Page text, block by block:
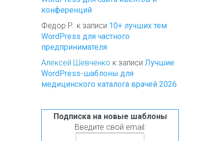
конференций
Федор Р. к записи 10+ лучших тем
WordPress для частного
предпринимателя
Алексей Шевченко к записи Лучшие
WordPress-шаблоны для
медицинского каталога врачей 2026
Подписка на новые шаблоны
Введите свой email: